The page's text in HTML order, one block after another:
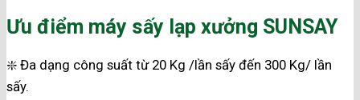
Ưu điểm máy sấy lạp xưởng SUNSAY
❇️ Đa dạng công suất từ 20 Kg /lần sấy đến 300 Kg/ lần
sấy.